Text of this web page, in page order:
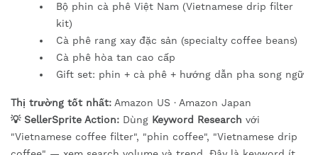
Bộ phin cà phê Việt Nam (Vietnamese drip filter
kit)
Cà phê rang xay đặc sản (specialty coffee beans)
Cà phê hòa tan cao cấp
Gift set: phin + cà phê + hướng dẫn pha song ngữ
Thị trường tốt nhất: Amazon US · Amazon Japan
💡 SellerSprite Action: Dùng Keyword Research với
"Vietnamese coffee filter", "phin coffee", "Vietnamese drip